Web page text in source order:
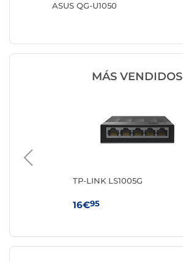
ASUS QG-U1050
MÁS VENDIDOS
TP-LINK LS1005G
16€95